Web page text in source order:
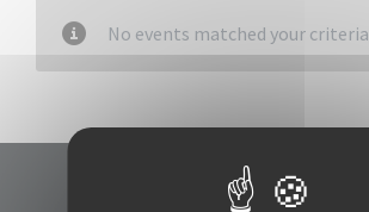
No events matched your criteria